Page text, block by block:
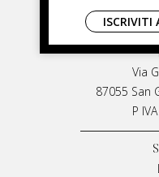
Via
87055 San
P
ISCRIVITI